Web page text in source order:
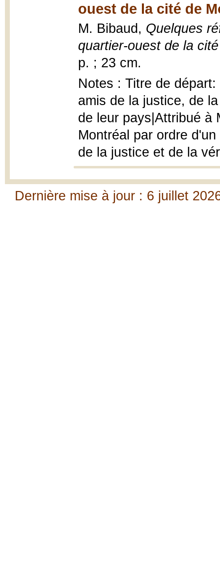
ouest de la cité de
M. Bibaud, Quelques
quartier-ouest de la
p. ; 23 cm.
Notes : Titre de
amis de la justice, de
de leur pays|Attribué à
Montréal par ordre
de la justice et de la
Dernière mise à jour : 6 juillet